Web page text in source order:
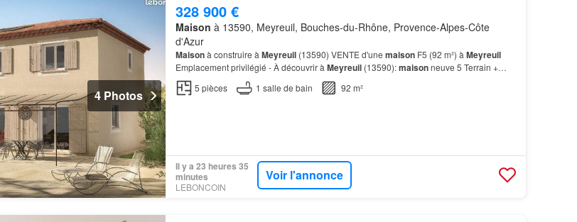
4 Photos
328 900 €
Maison à 13590, Meyreuil, Bouches-du-Rhône, Provence-Alpes-Côte
d'Azur
Maisonà construire à Meyreuil(13590) VENTE d'une maisonF5 (92 m²) à Meyreuil
Emplacement privilégié - À découvrir à Meyreuil(13590):maisonneuve 5 Terrain +
Maison proposés au prix de 328 900 €…
5 pièces 1 salle de bain 92 m²
Il y a 23 heures 35
minutes
LEBONCOIN
Voir l'annonce